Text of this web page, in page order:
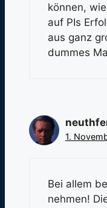
können,
auf PIs
aus ganz
dummes
1.
Bei allem
nehmen!